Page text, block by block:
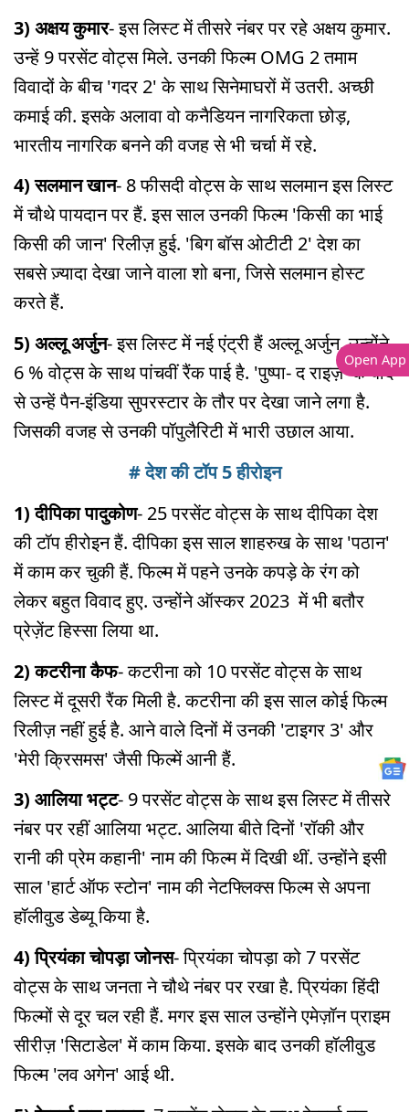
3) अक्षय कुमार- इस लिस्ट में तीसरे नंबर पर रहे अक्षय कुमार.
उन्हें 9 परसेंट वोट्स मिले. उनकी फिल्म OMG 2 तमाम
विवादों के बीच 'गदर 2' के साथ सिनेमाघरों में उतरी. अच्छी
कमाई की. इसके अलावा वो कनैडियन नागरिकता छोड़,
भारतीय नागरिक बनने की वजह से भी चर्चा में रहे.
4) सलमान खान- 8 फीसदी वोट्स के साथ सलमान इस लिस्ट
में चौथे पायदान पर हैं. इस साल उनकी फिल्म 'किसी का भाई
किसी की जान' रिलीज़ हुई. 'बिग बॉस ओटीटी 2' देश का
सबसे ज़्यादा देखा जाने वाला शो बना, जिसे सलमान होस्ट
करते हैं.
5) अल्लू अर्जुन- इस लिस्ट में नई एंट्री हैं अल्लू अर्जुन. उन्होंने
6 % वोट्स के साथ पांचवीं रैंक पाई है. 'पुष्पा- द राइज़' के बाद
से उन्हें पैन-इंडिया सुपरस्टार के तौर पर देखा जाने लगा है.
जिसकी वजह से उनकी पॉपुलैरिटी में भारी उछाल आया.
# देश की टॉप 5 हीरोइन
1) दीपिका पादुकोण- 25 परसेंट वोट्स के साथ दीपिका देश
की टॉप हीरोइन हैं. दीपिका इस साल शाहरुख के साथ 'पठान'
में काम कर चुकी हैं. फिल्म में पहने उनके कपड़े के रंग को
लेकर बहुत विवाद हुए. उन्होंने ऑस्कर 2023 में भी बतौर
प्रेज़ेंट हिस्सा लिया था.
2) कटरीना कैफ- कटरीना को 10 परसेंट वोट्स के साथ
लिस्ट में दूसरी रैंक मिली है. कटरीना की इस साल कोई फिल्म
रिलीज़ नहीं हुई है. आने वाले दिनों में उनकी 'टाइगर 3' और
'मेरी क्रिसमस' जैसी फिल्में आनी हैं.
3) आलिया भट्ट- 9 परसेंट वोट्स के साथ इस लिस्ट में तीसरे
नंबर पर रहीं आलिया भट्ट. आलिया बीते दिनों 'रॉकी और
रानी की प्रेम कहानी' नाम की फिल्म में दिखी थीं. उन्होंने इसी
साल 'हार्ट ऑफ स्टोन' नाम की नेटफ्लिक्स फिल्म से अपना
हॉलीवुड डेब्यू किया है.
4) प्रियंका चोपड़ा जोनस- प्रियंका चोपड़ा को 7 परसेंट
वोट्स के साथ जनता ने चौथे नंबर पर रखा है. प्रियंका हिंदी
फिल्मों से दूर चल रही हैं. मगर इस साल उन्होंने एमेज़ॉन प्राइम
सीरीज़ 'सिटाडेल' में काम किया. इसके बाद उनकी हॉलीवुड
फिल्म 'लव अगेन' आई थी.
Open App